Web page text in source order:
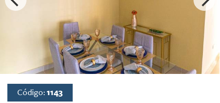
Código: 1143